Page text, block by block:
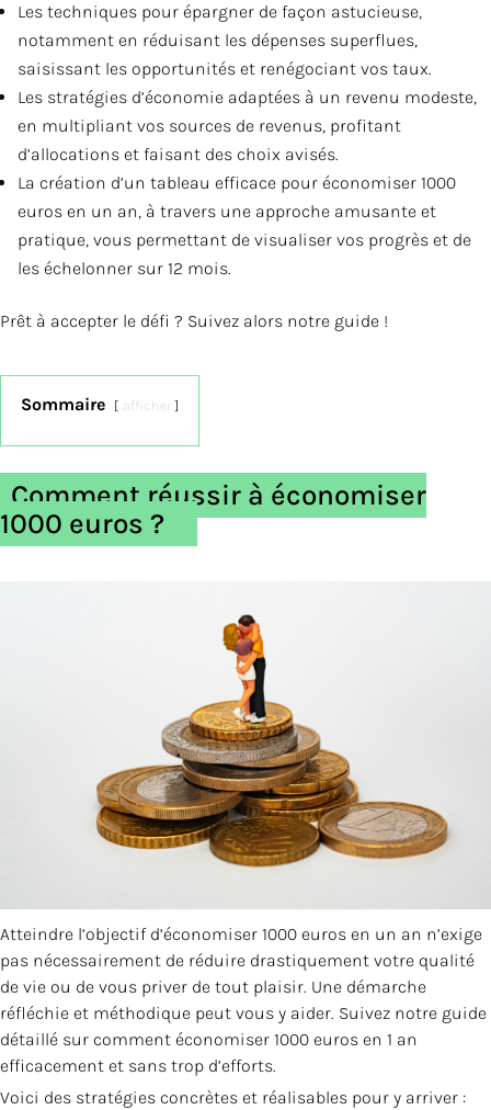
Les techniques pour épargner de façon astucieuse,
notamment en réduisant les dépenses superflues,
saisissant les opportunités et renégociant vos taux.
Les stratégies d’économie adaptées à un revenu modeste,
en multipliant vos sources de revenus, profitant
d’allocations et faisant des choix avisés.
La création d’un tableau efficace pour économiser 1000
euros en un an, à travers une approche amusante et
pratique, vous permettant de visualiser vos progrès et de
les échelonner sur 12 mois.
Prêt à accepter le défi ? Suivez alors notre guide !
Sommaire afficher
Comment réussir à économiser
1000 euros ?
Atteindre l’objectif d’économiser 1000 euros en un an n’exige
pas nécessairement de réduire drastiquement votre qualité
de vie ou de vous priver de tout plaisir. Une démarche
réfléchie et méthodique peut vous y aider. Suivez notre guide
détaillé sur comment économiser 1000 euros en 1 an
efficacement et sans trop d’efforts.
Voici des stratégies concrètes et réalisables pour y arriver :